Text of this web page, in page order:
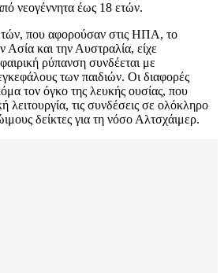
νεογέννητα έως 18 ετών.
που αφορούσαν στις ΗΠΑ, το
και την Αυστραλία, είχε
ρύπανση συνδέεται με
των παιδιών. Οι διαφορές
τον όγκο της λευκής ουσίας, που
λειτουργία, τις συνδέσεις σε ολόκληρο
δείκτες για τη νόσο Αλτσχάιμερ.